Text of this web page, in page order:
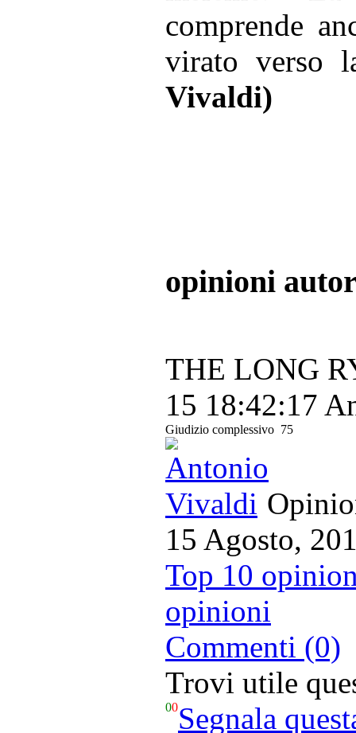
comprende
virato verso
Vivaldi)
opinioni
THE LONG
15 18:42:17
Giudizio complessivo 75
15 Agosto,
Top 10
opinioni
Commenti (0)
Trovi utile
00Segnala